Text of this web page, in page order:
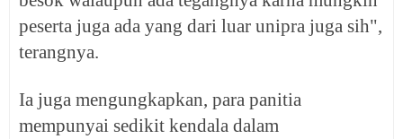
peserta juga ada yang dari luar unipra juga sih",
terangnya.
Ia juga mengungkapkan, para panitia
mempunyai sedikit kendala dalam